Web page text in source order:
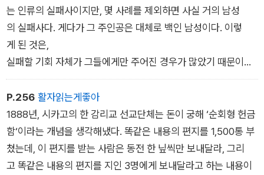
는 인류의 실패사이지만, 몇 사례를 제외하면 사실 거의 남성
의 실패사다. 게다가 그 주인공은 대체로 백인 남성이다. 이렇
게 된 것은,
실패할 기회 자체가 그들에게만 주어진 경우가 많았기 때문이
다. 역사책이 늙은 백인 남자들의 행위를 주로 다루는 건 잘하
는 일이라할 수 없지만, 이 책은 주제가 주제인 만큼 어쩔 수 없
지 않나 싶다.
편향의 종말 : ???
P.256 활자읽는게좋아
1888년, 시카고의 한 감리교 선교단체는 돈이 궁해 ‘순회형 헌금
함‘이라는 개념을 생각해냈다. 똑같은 내용의 편지를 1,500통 부
쳤는데, 이 편지를 받는 사람은 동전 한 닢씩만 보내달라, 그리
고 똑같은 내용의 편지를 지인 3명에게 보내달라고 하는 내용이